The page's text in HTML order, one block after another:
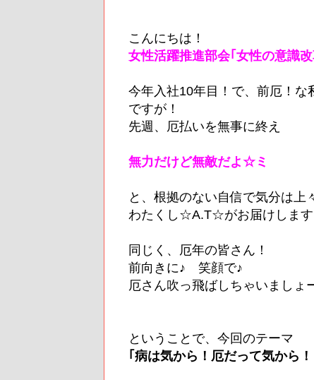
こんにちは！
女性活躍推進部会｢女性の意識
今年入社10年目！で、前厄！
ですが！
先週、厄払いを無事に終え
無力だけど無敵だよ☆ミ
と、根拠のない自信で気分は上
わたくし☆A.T☆がお届けします
同じく、厄年の皆さん！
前向きに♪ 笑顔で♪
厄さん吹っ飛ばしちゃいましょ
ということで、今回のテーマ
｢病は気から！厄だって気から